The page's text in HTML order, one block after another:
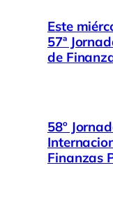
Este
57ª
de
58º
Finanzas